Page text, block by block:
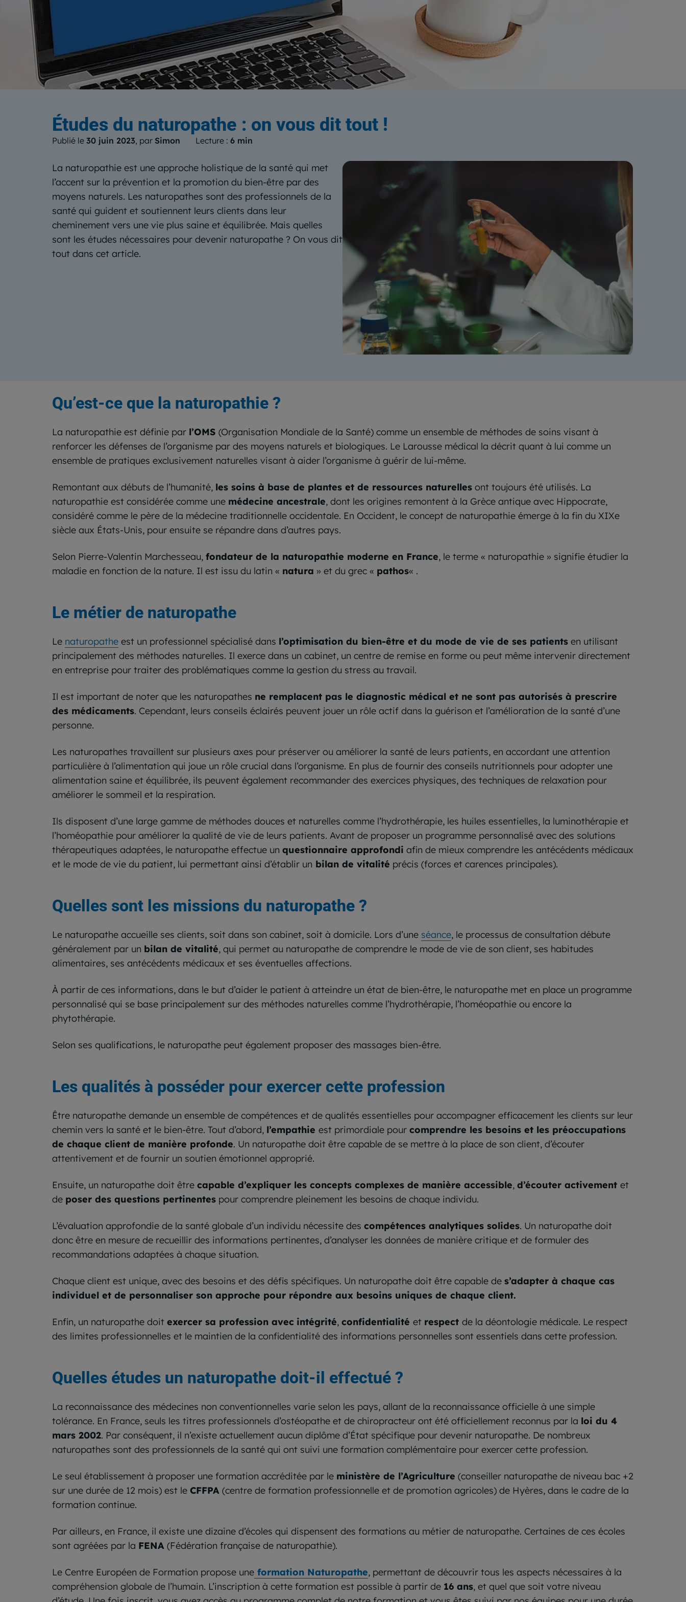
Le blogdu Centre Européen de Formation
Études du naturopathe : on vous dit tout !
Publié le 30 juin 2023, par Simon Lecture : 6 min
La naturopathie est une approche holistique de la santé qui met
l’accent sur la prévention et la promotion du bien-être par des
moyens naturels. Les naturopathes sont des professionnels de la
santé qui guident et soutiennent leurs clients dans leur
cheminement vers une vie plus saine et équilibrée. Mais quelles
sont les études nécessaires pour devenir naturopathe ? On vous dit
tout dans cet article.
Qu’est-ce que la naturopathie ?
La naturopathie est définie par l’OMS (Organisation Mondiale de la Santé) comme un ensemble de méthodes de soins visant à
renforcer les défenses de l’organisme par des moyens naturels et biologiques. Le Larousse médical la décrit quant à lui comme un
ensemble de pratiques exclusivement naturelles visant à aider l’organisme à guérir de lui-même.
Remontant aux débuts de l’humanité, les soins à base de plantes et de ressources naturelles ont toujours été utilisés. La
naturopathie est considérée comme une médecine ancestrale, dont les origines remontent à la Grèce antique avec Hippocrate,
considéré comme le père de la médecine traditionnelle occidentale. En Occident, le concept de naturopathie émerge à la fin du XIXe
siècle aux États-Unis, pour ensuite se répandre dans d’autres pays.
Selon Pierre-Valentin Marchesseau, fondateur de la naturopathie moderne en France, le terme « naturopathie » signifie étudier la
maladie en fonction de la nature. Il est issu du latin « natura » et du grec « pathos« .
Le métier de naturopathe
Le naturopathe est un professionnel spécialisé dans l’optimisation du bien-être et du mode de vie de ses patients en utilisant
principalement des méthodes naturelles. Il exerce dans un cabinet, un centre de remise en forme ou peut même intervenir directement
en entreprise pour traiter des problématiques comme la gestion du stress au travail.
Il est important de noter que les naturopathes ne remplacent pas le diagnostic médical et ne sont pas autorisés à prescrire
des médicaments. Cependant, leurs conseils éclairés peuvent jouer un rôle actif dans la guérison et l’amélioration de la santé d’une
personne.
Les naturopathes travaillent sur plusieurs axes pour préserver ou améliorer la santé de leurs patients, en accordant une attention
particulière à l’alimentation qui joue un rôle crucial dans l’organisme. En plus de fournir des conseils nutritionnels pour adopter une
alimentation saine et équilibrée, ils peuvent également recommander des exercices physiques, des techniques de relaxation pour
améliorer le sommeil et la respiration.
Ils disposent d’une large gamme de méthodes douces et naturelles comme l’hydrothérapie, les huiles essentielles, la luminothérapie et
l’homéopathie pour améliorer la qualité de vie de leurs patients. Avant de proposer un programme personnalisé avec des solutions
thérapeutiques adaptées, le naturopathe effectue un questionnaire approfondi afin de mieux comprendre les antécédents médicaux
et le mode de vie du patient, lui permettant ainsi d’établir un bilan de vitalité précis (forces et carences principales).
Quelles sont les missions du naturopathe ?
Le naturopathe accueille ses clients, soit dans son cabinet, soit à domicile. Lors d’une séance, le processus de consultation débute
généralement par un bilan de vitalité, qui permet au naturopathe de comprendre le mode de vie de son client, ses habitudes
alimentaires, ses antécédents médicaux et ses éventuelles affections.
À partir de ces informations, dans le but d’aider le patient à atteindre un état de bien-être, le naturopathe met en place un programme
personnalisé qui se base principalement sur des méthodes naturelles comme l’hydrothérapie, l’homéopathie ou encore la
phytothérapie.
Selon ses qualifications, le naturopathe peut également proposer des massages bien-être.
Les qualités à posséder pour exercer cette profession
Être naturopathe demande un ensemble de compétences et de qualités essentielles pour accompagner efficacement les clients sur leur
chemin vers la santé et le bien-être. Tout d’abord, l’empathie est primordiale pour comprendre les besoins et les préoccupations
de chaque client de manière profonde. Un naturopathe doit être capable de se mettre à la place de son client, d’écouter
attentivement et de fournir un soutien émotionnel approprié.
Ensuite, un naturopathe doit être capable d’expliquer les concepts complexes de manière accessible, d’écouter activement et
de poser des questions pertinentes pour comprendre pleinement les besoins de chaque individu.
L’évaluation approfondie de la santé globale d’un individu nécessite des compétences analytiques solides. Un naturopathe doit
donc être en mesure de recueillir des informations pertinentes, d’analyser les données de manière critique et de formuler des
recommandations adaptées à chaque situation.
Chaque client est unique, avec des besoins et des défis spécifiques. Un naturopathe doit être capable de s’adapter à chaque cas
individuel et de personnaliser son approche pour répondre aux besoins uniques de chaque client.
Enfin, un naturopathe doit exercer sa profession avec intégrité, confidentialité et respect de la déontologie médicale. Le respect
des limites professionnelles et le maintien de la confidentialité des informations personnelles sont essentiels dans cette profession.
Quelles études un naturopathe doit-il effectué ?
La reconnaissance des médecines non conventionnelles varie selon les pays, allant de la reconnaissance officielle à une simple
tolérance. En France, seuls les titres professionnels d’ostéopathe et de chiropracteur ont été officiellement reconnus par la loi du 4
mars 2002. Par conséquent, il n’existe actuellement aucun diplôme d’État spécifique pour devenir naturopathe. De nombreux
naturopathes sont des professionnels de la santé qui ont suivi une formation complémentaire pour exercer cette profession.
Le seul établissement à proposer une formation accréditée par le ministère de l’Agriculture (conseiller naturopathe de niveau bac +2
sur une durée de 12 mois) est le CFFPA (centre de formation professionnelle et de promotion agricoles) de Hyères, dans le cadre de la
formation continue.
Par ailleurs, en France, il existe une dizaine d’écoles qui dispensent des formations au métier de naturopathe. Certaines de ces écoles
sont agréées par la FENA (Fédération française de naturopathie).
Le Centre Européen de Formation propose une formation Naturopathe, permettant de découvrir tous les aspects nécessaires à la
compréhension globale de l’humain. L’inscription à cette formation est possible à partir de 16 ans, et quel que soit votre niveau